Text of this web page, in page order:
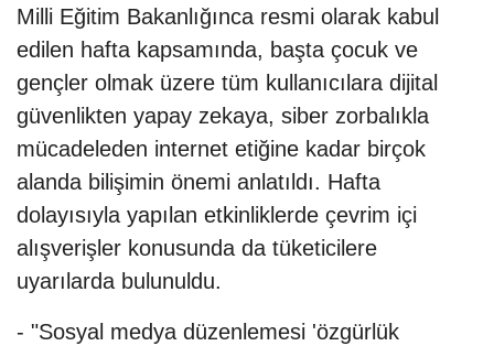
Milli Eğitim Bakanlığınca resmi olarak kabul
edilen hafta kapsamında, başta çocuk ve
gençler olmak üzere tüm kullanıcılara dijital
güvenlikten yapay zekaya, siber zorbalıkla
mücadeleden internet etiğine kadar birçok
alanda bilişimin önemi anlatıldı. Hafta
dolayısıyla yapılan etkinliklerde çevrim içi
alışverişler konusunda da tüketicilere
uyarılarda bulunuldu.
- "Sosyal medya düzenlemesi 'özgürlük